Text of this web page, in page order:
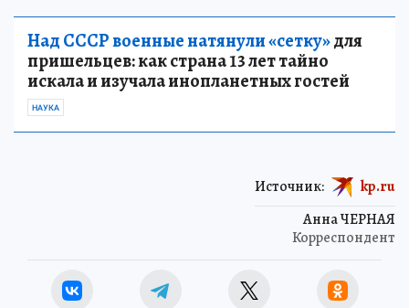
Над СССР военные натянули «сетку»для
пришельцев: как страна 13 лет тайно
искала и изучала инопланетных гостей
НАУКА
Анна ЧЕРНАЯ
Корреспондент
Источник: kp.ru